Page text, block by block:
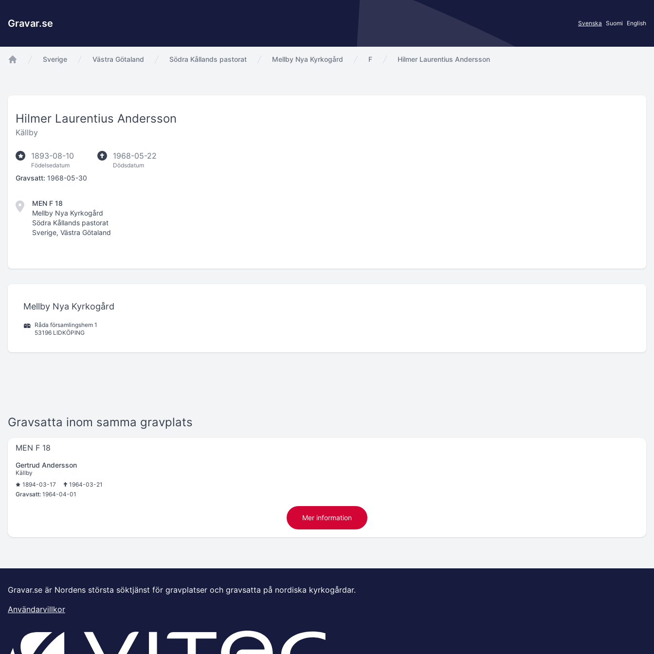
Gravar.se Svenska Suomi English
Sverige Västra Götaland Södra Kållands pastorat Mellby Nya Kyrkogård F Hilmer Laurentius Andersson
Hilmer Laurentius Andersson
Källby
1893-08-10
Födelsedatum
1968-05-22
Dödsdatum
Gravsatt: 1968-05-30
MEN F 18
Mellby Nya Kyrkogård
Södra Kållands pastorat
Sverige, Västra Götaland
Mellby Nya Kyrkogård
Råda församlingshem 1
53196 LIDKÖPING
Gravsatta inom samma gravplats
MEN F 18
Gertrud Andersson
Källby
1894-03-17
1964-03-21
Gravsatt: 1964-04-01
Mer information
Gravar.se är Nordens största söktjänst för gravplatser och gravsatta på nordiska kyrkogårdar.
Användarvillkor